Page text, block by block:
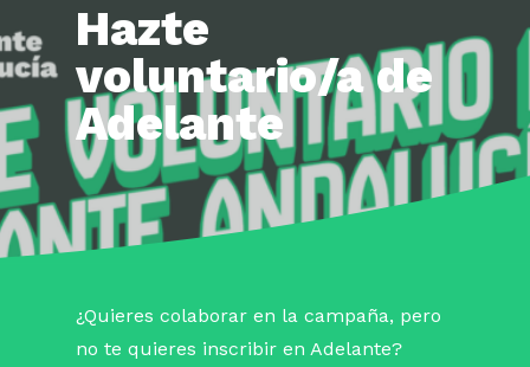
Hazte
voluntario/a de
Adelante
¿Quieres colaborar en la campaña, pero
no te quieres inscribir en Adelante?